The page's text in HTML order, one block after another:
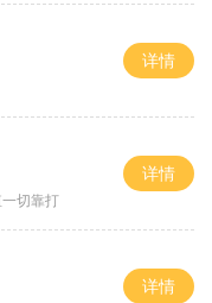
详情
切靠打
详情
详情